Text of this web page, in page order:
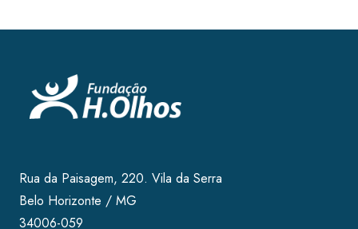
Rua da Paisagem, 220. Vila da Serra
Belo Horizonte / MG
34006-059